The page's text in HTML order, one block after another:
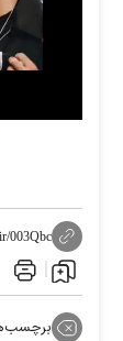
003Qbc